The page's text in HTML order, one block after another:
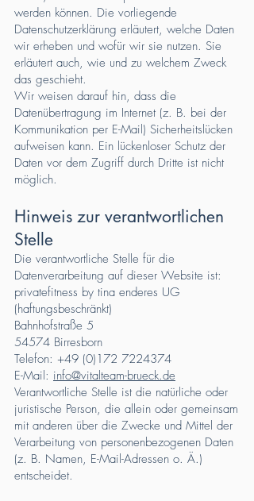
werden können. Die vorliegende
Datenschutzerklärung erläutert, welche Daten
wir erheben und wofür wir sie nutzen. Sie
erläutert auch, wie und zu welchem Zweck
das geschieht.
Wir weisen darauf hin, dass die
Datenübertragung im Internet (z. B. bei der
Kommunikation per E-Mail) Sicherheitslücken
aufweisen kann. Ein lückenloser Schutz der
Daten vor dem Zugriff durch Dritte ist nicht
möglich.
Hinweis zur verantwortlichen
Stelle
Die verantwortliche Stelle für die
Datenverarbeitung auf dieser Website ist:
privatefitness by tina enderes UG
(haftungsbeschränkt)
Bahnhofstraße 5
54574 Birresborn
Telefon: +49 (0)172 7224374
E-Mail: info@vitalteam-brueck.de
Verantwortliche Stelle ist die natürliche oder
juristische Person, die allein oder gemeinsam
mit anderen über die Zwecke und Mittel der
Verarbeitung von personenbezogenen Daten
(z. B. Namen, E-Mail-Adressen o. Ä.)
entscheidet.